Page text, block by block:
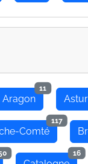
Aragon
11
Comté
117
16